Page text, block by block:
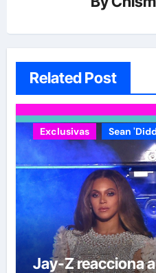
Related Post
Exclusivas Sean
Jay-Z reacciona